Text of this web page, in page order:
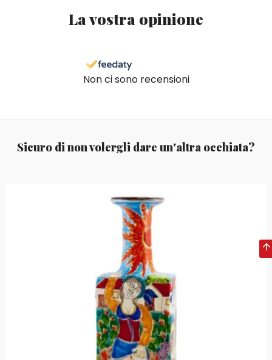
La vostra opinione
Non ci sono recensioni
Sicuro di non volergli dare un'altra occhiata?